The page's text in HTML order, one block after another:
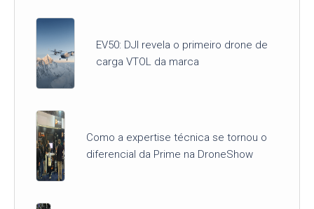
EV50: DJI revela o primeiro drone de
carga VTOL da marca
Como a expertise técnica se tornou o
diferencial da Prime na DroneShow